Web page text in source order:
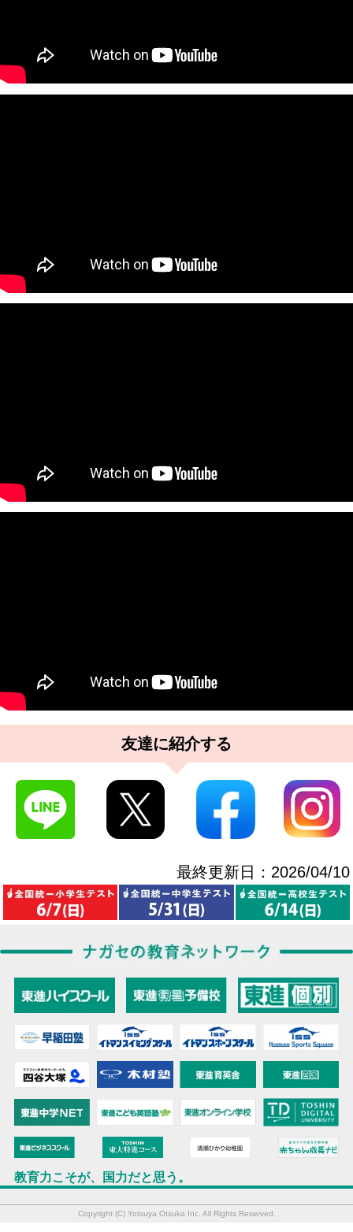
友達に紹介する
最終更新日： 2026/04/10
教育力こそが、国力だと思う。
Copyright (C) Yotsuya Otsuka Inc. All Rights Reserved.